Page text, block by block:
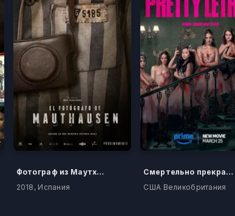
Фотограф из Маутхаузена
2018, Испания
Смертельно прекрасна
США Великобритания